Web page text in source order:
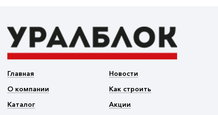
Главная
О компании
Каталог
Новости
Как строить
Акции